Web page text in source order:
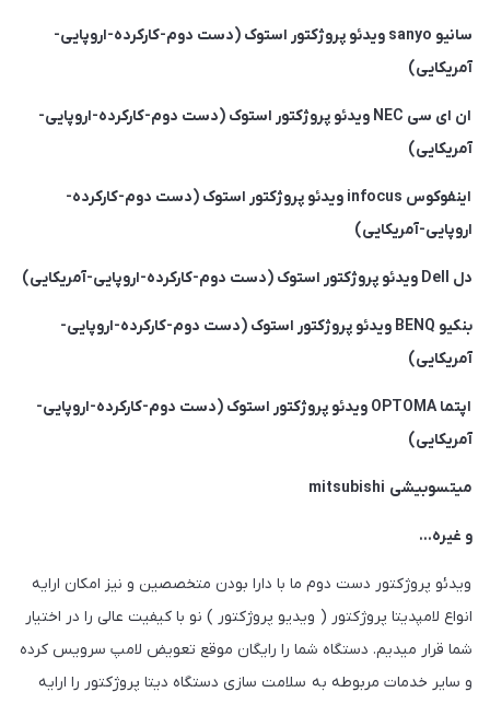
سانیو sanyo ویدئو پروژکتور استوک (دست دوم-کارکرده-اروپایی-
آمریکایی)
ان ای سی NEC ویدئو پروژکتور استوک (دست دوم-کارکرده-اروپایی-
آمریکایی)
اینفوکوس infocus ویدئو پروژکتور استوک (دست دوم-کارکرده-
اروپایی-آمریکایی)
دل Dell ویدئو پروژکتور استوک (دست دوم-کارکرده-اروپایی-آمریکایی)
بنکیو BENQ ویدئو پروژکتور استوک (دست دوم-کارکرده-اروپایی-
آمریکایی)
اپتما OPTOMA ویدئو پروژکتور استوک (دست دوم-کارکرده-اروپایی-
آمریکایی)
میتسوبیشی mitsubishi
و غیره…
ویدئو پروژکتور دست دوم ما با دارا بودن متخصصین و نیز امکان ارایه
انواع لامپدیتا پروژکتور ( ویدیو پروژکتور ) نو با کیفیت عالی را در اختیار
شما قرار میدیم. دستگاه شما را رایگان موقع تعویض لامپ سرویس کرده
و سایر خدمات مربوطه به سلامت سازی دستگاه دیتا پروژکتور را ارایه